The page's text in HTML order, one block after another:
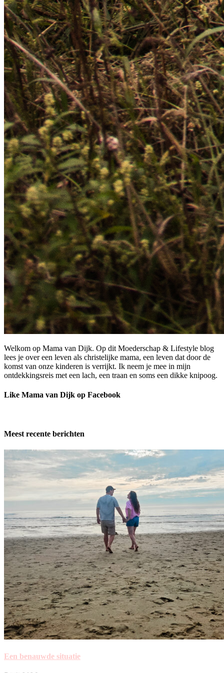
Welkom op Mama van Dijk. Op dit Moederschap & Lifestyle blog
lees je over een leven als christelijke mama, een leven dat door de
komst van onze kinderen is verrijkt. Ik neem je mee in mijn
ontdekkingsreis met een lach, een traan en soms een dikke knipoog.
Like Mama van Dijk op Facebook
Meest recente berichten
Een benauwde situatie